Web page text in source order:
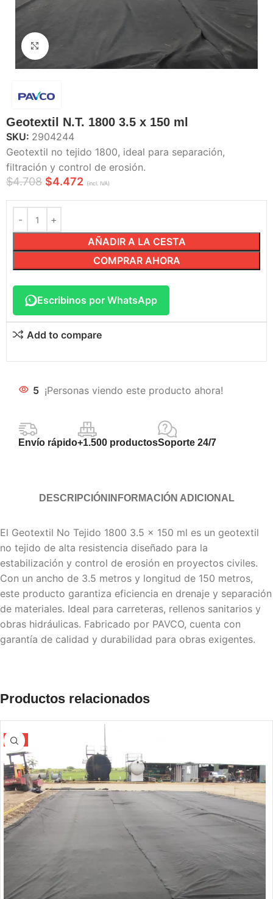
Haga Click para agrandar
Geotextil N.T. 1800 3.5 x 150 ml
SKU: 2904244
Geotextil no tejido 1800, ideal para separación,
filtración y control de erosión.
$4.708 $4.472 (incl. IVA)
AÑADIR A LA CESTA
COMPRAR AHORA
Escribinos por WhatsApp
Add to compare
5 ¡Personas viendo este producto ahora!
Envío rápido+1.500 productosSoporte 24/7
DESCRIPCIÓN INFORMACIÓN ADICIONAL
El Geotextil No Tejido 1800 3.5 x 150 ml es un geotextil
no tejido de alta resistencia diseñado para la
estabilización y control de erosión en proyectos civiles.
Con un ancho de 3.5 metros y longitud de 150 metros,
este producto garantiza eficiencia en drenaje y separación
de materiales. Ideal para carreteras, rellenos sanitarios y
obras hidráulicas. Fabricado por PAVCO, cuenta con
garantía de calidad y durabilidad para obras exigentes.
Productos relacionados
-5%